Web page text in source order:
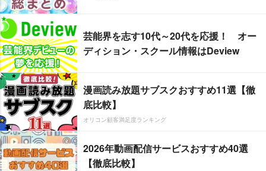
芸能界を志す10代～20代を応援！ オー
ディション・スクール情報はDeview
漫画読み放題サブスクおすすめ11選【徹
底比較】
オリコン顧客満足度ランキング
2026年動画配信サービスおすすめ40選
【徹底比較】